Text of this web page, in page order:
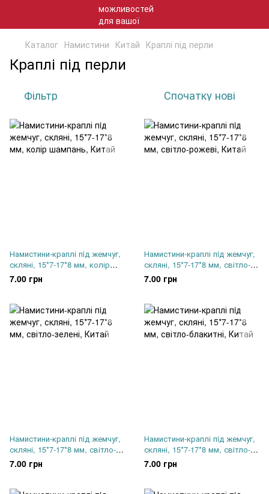
Каталог Намистини Китай Краплі під перли
Краплі під перли
Фільтр Спочатку нові
Намистини-краплі пiд жемчуг,
скляні, 15*7-17*8 мм, колір
шампань, Китай
7.00 грн
Намистини-краплі пiд жемчуг,
скляні, 15*7-17*8 мм, світло-
рожеві, Китай
7.00 грн
Намистини-краплі пiд жемчуг,
скляні, 15*7-17*8 мм, світло-
зелені, Китай
7.00 грн
Намистини-краплі пiд жемчуг,
скляні, 15*7-17*8 мм, світло-
блакитні, Китай
7.00 грн